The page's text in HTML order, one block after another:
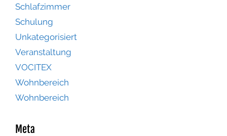
Schlafzimmer
Schulung
Unkategorisiert
Veranstaltung
VOCITEX
Wohnbereich
Wohnbereich
Meta